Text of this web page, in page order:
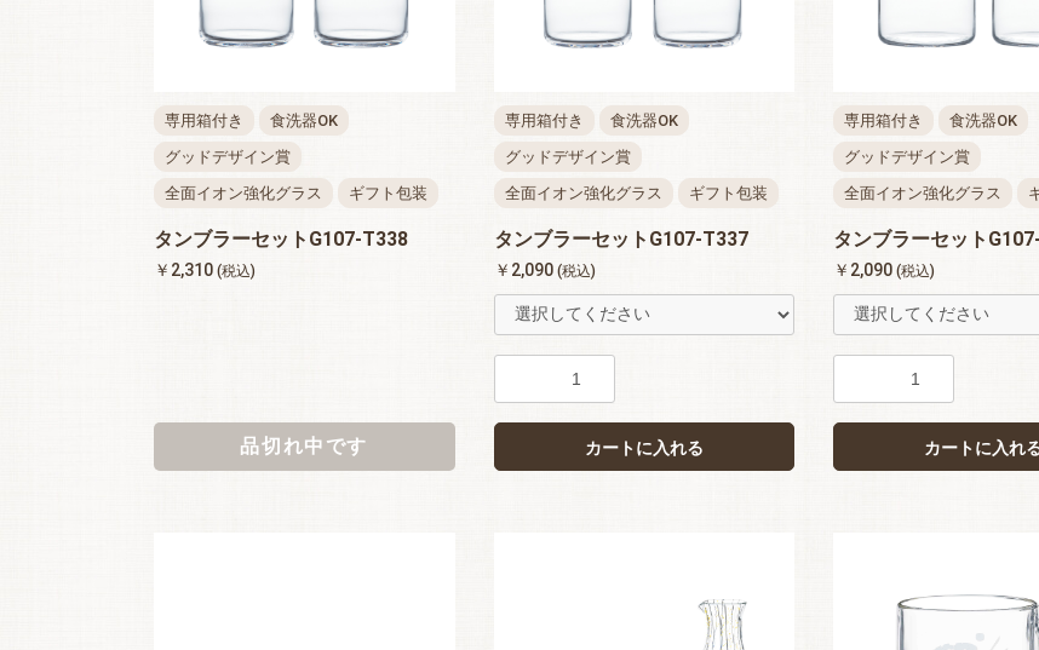
専用箱付き
食洗器OK
グッドデザイン賞
全面イオン強化グラス
ギフト包装
タンブラーセットG107-T338
￥2,310 (税込)
品切れ中です
専用箱付き
食洗器OK
グッドデザイン賞
全面イオン強化グラス
ギフト包装
タンブラーセットG107-T337
￥2,090 (税込)
カートに入れる
専用箱付き
食洗器OK
グッドデザイン賞
全面イオン強化グラス
タンブラーセット
￥2,090 (税込)
カートに入れ